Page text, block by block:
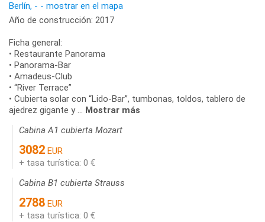
Berlín, - - mostrar en el mapa
Año de construcción: 2017
Ficha general:
• Restaurante Panorama
• Panorama-Bar
• Amadeus-Club
• “River Terrace”
• Cubierta solar con “Lido-Bar”, tumbonas, toldos, tablero de
ajedrez gigante y ... Mostrar más
Cabina A1 cubierta Mozart
3082 EUR
+ tasa turística: 0 €
Cabina B1 cubierta Strauss
2788 EUR
+ tasa turística: 0 €